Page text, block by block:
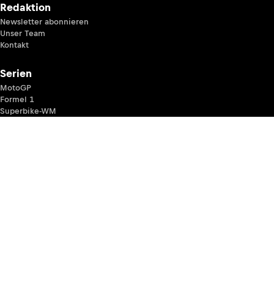
Redaktion
Newsletter abonnieren
Unser Team
Kontakt
Serien
MotoGP
Formel 1
Superbike-WM